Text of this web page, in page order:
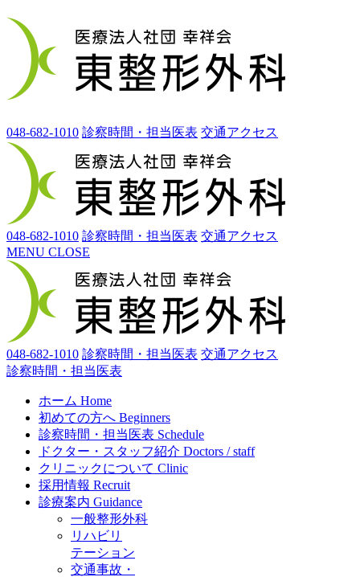
048-682-1010 診察時間・担当医表 交通アクセス
048-682-1010 診察時間・担当医表 交通アクセス
MENU CLOSE
048-682-1010 診察時間・担当医表 交通アクセス
診察時間・担当医表
ホーム Home
初めての方へ Beginners
診察時間・担当医表 Schedule
ドクター・スタッフ紹介 Doctors / staff
クリニックについて Clinic
採用情報 Recruit
診療案内 Guidance
一般整形外科
リハビリ
テーション
交通事故・